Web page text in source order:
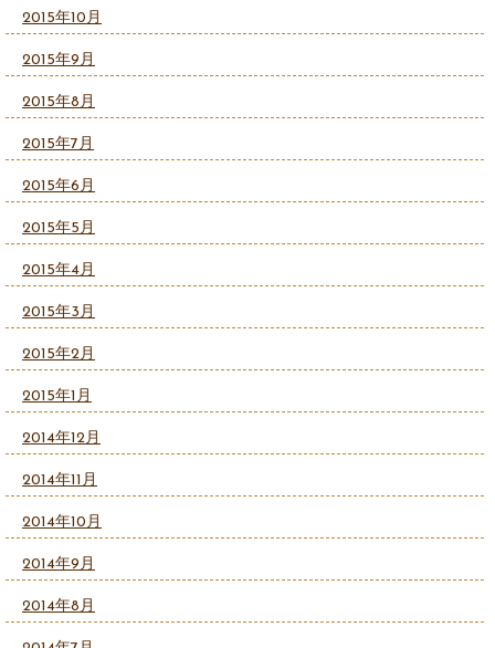
2015年10月
2015年9月
2015年8月
2015年7月
2015年6月
2015年5月
2015年4月
2015年3月
2015年2月
2015年1月
2014年12月
2014年11月
2014年10月
2014年9月
2014年8月